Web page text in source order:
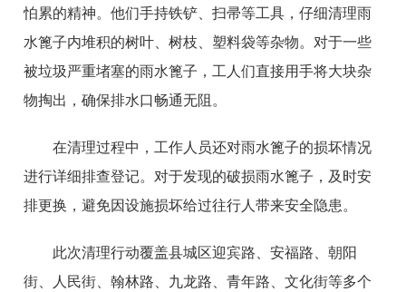
怕累的精神。他们手持铁铲、扫帚等工具，仔细清理雨
水篦子内堆积的树叶、树枝、塑料袋等杂物。对于一些
被垃圾严重堵塞的雨水篦子，工人们直接用手将大块杂
物掏出，确保排水口畅通无阻。
在清理过程中，工作人员还对雨水篦子的损坏情况
进行详细排查登记。对于发现的破损雨水篦子，及时安
排更换，避免因设施损坏给过往行人带来安全隐患。
此次清理行动覆盖县城区迎宾路、安福路、朝阳
街、人民街、翰林路、九龙路、青年路、文化街等多个